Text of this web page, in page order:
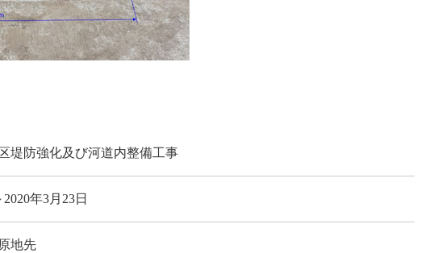
堤防強化及び河道内整備工事
年3月23日
地先